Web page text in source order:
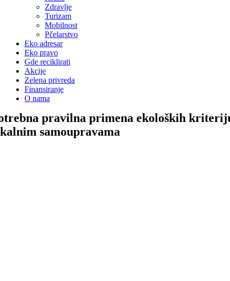
Zdravlje
Turizam
Mobilnost
Pčelarstvo
Eko adresar
Eko pravo
Gde reciklirati
Akcije
Zelena privreda
Finansiranje
O nama
pravilna primena ekoloških
samoupravama